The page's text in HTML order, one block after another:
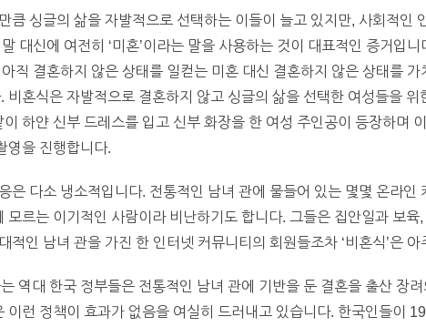
큼 싱글의 삶을 자발적으로 선택하는 이들이 늘고 있지만, 사회적인
말 대신에 여전히 ‘미혼’이라는 말을 사용하는 것이 대표적인 증거입
아직 결혼하지 않은 상태를 일컫는 미혼 대신 결혼하지 않은 상태를
비혼식은 자발적으로 결혼하지 않고 싱글의 삶을 선택한 여성들을 위
하얀 신부 드레스를 입고 신부 화장을 한 여성 주인공이 등장하며
영을 진행합니다.
은 다소 냉소적입니다. 전통적인 남녀 관에 물들어 있는 몇몇 온라
모르는 이기적인 사람이라 비난하기도 합니다. 그들은 집안일과 보
적인 남녀 관을 가진 한 인터넷 커뮤니티의 회원들조차 ‘비혼식’은
역대 한국 정부들은 전통적인 남녀 관에 기반을 둔 결혼을 출산 장
이런 정책이 효과가 없음을 여실히 드러내고 있습니다. 한국인들이